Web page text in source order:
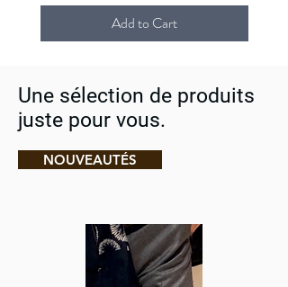
Tissu coton stretch premium pour un confort et
une tenue parfaite.Add to Cart
Une sélection de produits
juste pour vous.
NOUVEAUTÉS